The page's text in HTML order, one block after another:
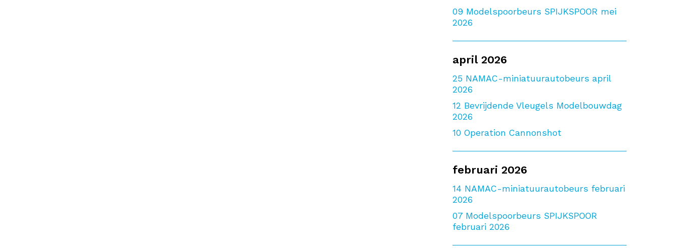
09 Modelspoorbeurs SPIJKSPOOR mei
2026
april 2026
25 NAMAC-miniatuurautobeurs april
2026
12 Bevrijdende Vleugels Modelbouwdag
2026
10 Operation Cannonshot
februari 2026
14 NAMAC-miniatuurautobeurs februari
2026
07 Modelspoorbeurs SPIJKSPOOR
februari 2026